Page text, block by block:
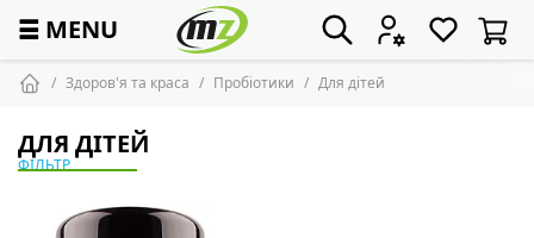
☰ MENU
Здоров'я та краса Пробіотики Для дітей
ДЛЯ ДІТЕЙ
ФІЛЬТР